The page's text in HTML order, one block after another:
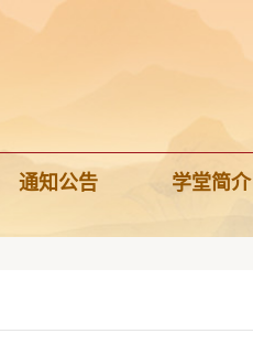
通知公告 学堂简介